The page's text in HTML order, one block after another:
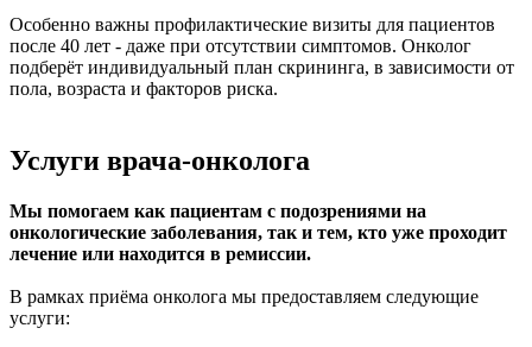
Особенно важны профилактические визиты для пациентов
после 40 лет - даже при отсутствии симптомов. Онколог
подберёт индивидуальный план скрининга, в зависимости от
пола, возраста и факторов риска.
Услуги врача-онколога
Мы помогаем как пациентам с подозрениями на
онкологические заболевания, так и тем, кто уже проходит
лечение или находится в ремиссии.
В рамках приёма онколога мы предоставляем следующие
услуги: